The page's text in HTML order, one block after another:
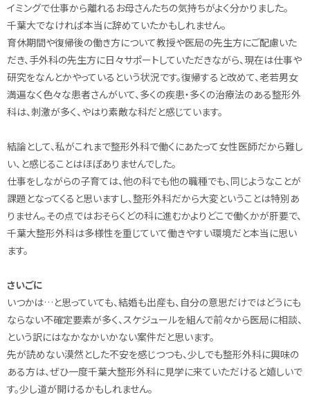
イミングで仕事から離れるお母さんたちの気持ちがよく分かりました。
千葉大でなければ本当に辞めていたかもしれません。
育休期間や復帰後の働き方について教授や医局の先生方にご配慮いた
だき、手外科の先生方に日々サポートしていただきながら、現在は仕事や
研究をなんとかやっているという状況です。復帰すると改めて、老若男女
満遍なく色々な患者さんがいて、多くの疾患・多くの治療法のある整形外
科は、刺激が多く、やはり素敵な科だと感じています。
結論として、私がこれまで整形外科で働くにあたって女性医師だから難し
い、と感じることはほぼありませんでした。
仕事をしながらの子育ては、他の科でも他の職種でも、同じようなことが
課題となってくると思いますし、整形外科だから大変ということは特別あ
りません。その点ではおそらくどの科に進むかよりどこで働くかが肝要で、
千葉大整形外科は多様性を重じていて働きやすい環境だと本当に思い
ます。
さいごに
いつかは…と思っていても、結婚も出産も、自分の意思だけではどうにも
ならない不確定要素が多く、スケジュールを組んで前々から医局に相談、
という訳にはなかなかいかない案件だと思います。
先が読めない漠然とした不安を感じつつも、少しでも整形外科に興味の
ある方は、ぜひ一度千葉大整形外科に見学に来ていただけると嬉しいで
す。少し道が開けるかもしれません。